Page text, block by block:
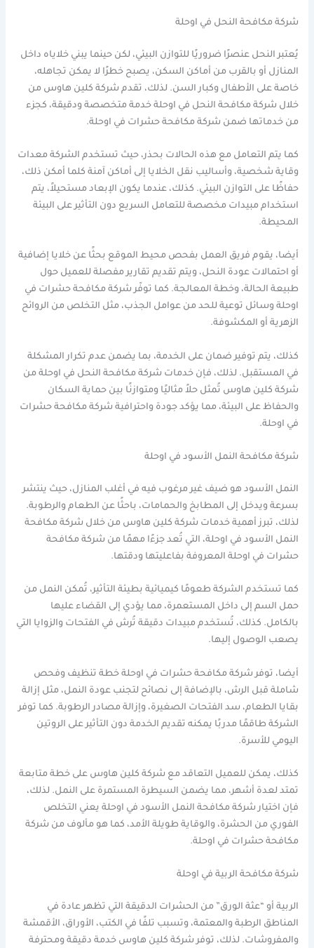
شركة مكافحة النحل في اوحلة
يُعتبر النحل عنصرًا ضروريًا للتوازن البيئي، لكن حينما يبني خلاياه داخل
المنازل أو بالقرب من أماكن السكن، يصبح خطرًا لا يمكن تجاهله،
خاصة على الأطفال وكبار السن. لذلك، تقدم شركة كلين هاوس من
خلال شركة مكافحة النحل في اوحلة خدمة متخصصة ودقيقة، كجزء
من خدماتها ضمن شركة مكافحة حشرات في اوحلة.
كما يتم التعامل مع هذه الحالات بحذر، حيث تستخدم الشركة معدات
وقاية شخصية، وأساليب نقل الخلايا إلى أماكن آمنة كلما أمكن ذلك،
حفاظًا على التوازن البيئي. كذلك، عندما يكون الإبعاد مستحيلاً، يتم
استخدام مبيدات مخصصة للتعامل السريع دون التأثير على البيئة
المحيطة.
أيضا، يقوم فريق العمل بفحص محيط الموقع بحثًا عن خلايا إضافية
أو احتمالات عودة النحل، ويتم تقديم تقارير مفصلة للعميل حول
طبيعة الحالة، وخطة المعالجة. كما توفّر شركة مكافحة حشرات في
اوحلة وسائل توعية للحد من عوامل الجذب، مثل التخلص من الروائح
الزهرية أو المكشوفة.
كذلك، يتم توفير ضمان على الخدمة، بما يضمن عدم تكرار المشكلة
في المستقبل. لذلك، فإن خدمات شركة مكافحة النحل في اوحلة من
شركة كلين هاوس تُمثل حلاً مثاليًا ومتوازنًا بين حماية السكان
والحفاظ على البيئة، مما يؤكد جودة واحترافية شركة مكافحة حشرات
في اوحلة.
شركة مكافحة النمل الأسود في اوحلة
النمل الأسود هو ضيف غير مرغوب فيه في أغلب المنازل، حيث ينتشر
بسرعة ويدخل إلى المطابخ والحمامات، باحثًا عن الطعام والرطوبة.
لذلك، تبرز أهمية خدمات شركة كلين هاوس من خلال شركة مكافحة
النمل الأسود في اوحلة، التي تُعد جزءًا مهمًا من شركة مكافحة
حشرات في اوحلة المعروفة بفاعليتها ودقتها.
كما تستخدم الشركة طعومًا كيميائية بطيئة التأثير، تُمكن النمل من
حمل السم إلى داخل المستعمرة، مما يؤدي إلى القضاء عليها
بالكامل. كذلك، تُستخدم مبيدات دقيقة تُرش في الفتحات والزوايا التي
يصعب الوصول إليها.
أيضا، توفر شركة مكافحة حشرات في اوحلة خطة تنظيف وفحص
شاملة قبل الرش، بالإضافة إلى نصائح لتجنب عودة النمل، مثل إزالة
بقايا الطعام، سد الفتحات الصغيرة، وإزالة مصادر الرطوبة. كما توفر
الشركة طاقمًا مدربًا يمكنه تقديم الخدمة دون التأثير على الروتين
اليومي للأسرة.
كذلك، يمكن للعميل التعاقد مع شركة كلين هاوس على خطة متابعة
تمتد لعدة أشهر، مما يضمن السيطرة المستمرة على النمل. لذلك،
فإن اختيار شركة مكافحة النمل الأسود في اوحلة يعني التخلص
الفوري من الحشرة، والوقاية طويلة الأمد، كما هو مألوف من شركة
مكافحة حشرات في اوحلة.
شركة مكافحة الربية في اوحلة
الربية أو “عثة الورق” من الحشرات الدقيقة التي تظهر عادة في
المناطق الرطبة والمعتمة، وتسبب تلفًا في الكتب، الأوراق، الأقمشة
والمفروشات. لذلك، توفر شركة كلين هاوس خدمة دقيقة ومحترفة